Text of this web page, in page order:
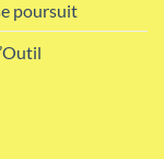
poursuit